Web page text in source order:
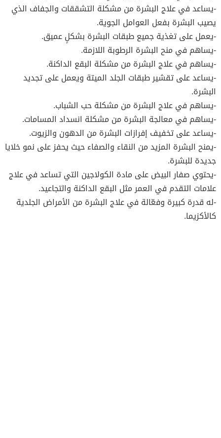
-يساعد في علاج البشرة من مشكلة التشققات والجفاف الذي
يصيب البشرة بفعل العوامل الجوية.
-يعمل على تغذية جميع طبقات البشرة بشكلٍ عميق.
-يساهم في منح البشرة الرطوبة اللازمة.
-يساهم في علاج البشرة من مشكلة البقع الداكنة.
-يساعد على تقشير طبقات الجلد الميتة ويعمل على تجديد
البشرة.
-يساهم في علاج البشرة من مشكلة حب الشباب.
-يساهم في معالجة البشرة من مشكلة انسداد المسامات.
-يساعد على تخفيف إفرازات البشرة من الدهون والزيوت.
-يمنح البشرة المزيد من النقاء والصفاء حيث يحفز على نمو خلايا
جديدة للبشرة.
-يحتوي صفار البيض على مادة الكولاجين التي تساعد في علاج
علامات التقدم في العمر مثل البقع الداكنة والتجاعيد.
-له قدرة كبيرة وفعّالة في علاج البشرة من الأمراض الجلدية
كالأكزيما.